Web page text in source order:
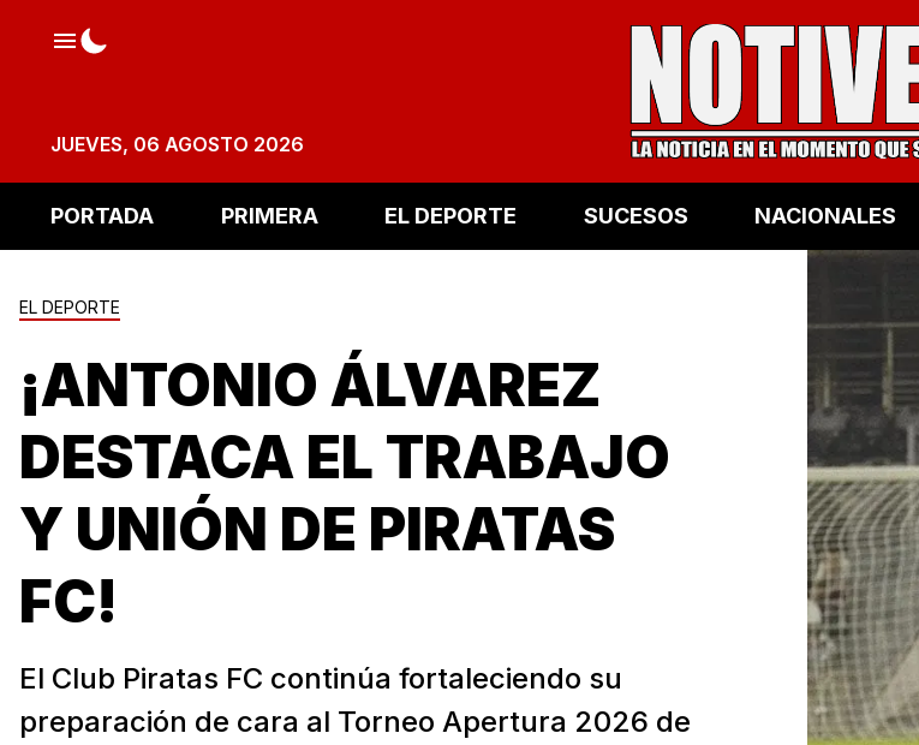
JUEVES, 06 AGOSTO 2026
PORTADA PRIMERA EL DEPORTE SUCESOS NACIONALES
EL DEPORTE
¡ANTONIO ÁLVAREZ
DESTACA EL TRABAJO
Y UNIÓN DE PIRATAS
FC!
El Club Piratas FC continúa fortaleciendo su
preparación de cara al Torneo Apertura 2026 de